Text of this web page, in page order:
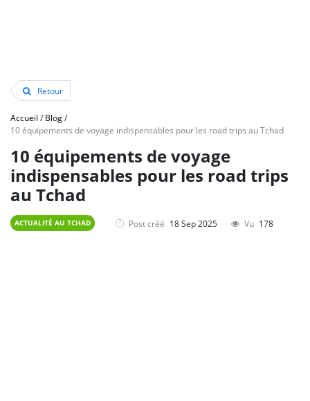
Retour
Accueil /Blog/
10 équipements de voyage indispensables pour les road trips au Tchad
10 équipements de voyage
indispensables pour les road trips
au Tchad
ACTUALITÉ AU TCHAD Post créé 18 Sep 2025 Vu 178